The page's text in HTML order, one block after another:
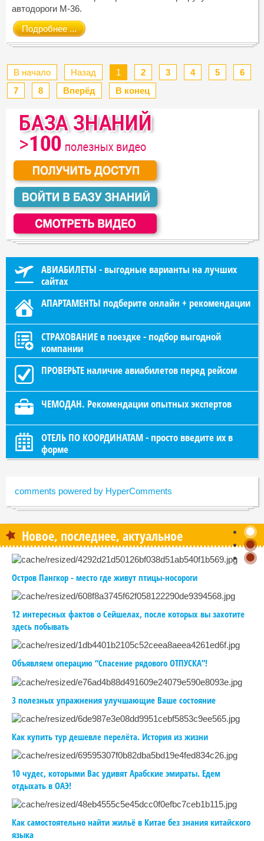
автодороги М-36.
Подробнее ...
В начало Назад 1 2 3 4 5
6
7
8 Вперёд В конец
АВИАБИЛЕТЫ - выгодные варианты на лучших
сайтах
АПАРТАМЕНТЫ подберите онлайн + рекомендации
СТРАХОВАНИЕ в поездке - подбор выгодной
компании
ПРОВЕРЬТЕ наличие авиабилетов перед рейсом
ЧЕМОДАН. Рекомендации опытных экспертов
ОТЕЛЬ ПО КООРДИНАТАМ - просто введите их в
форме
comments powered by HyperComments
Новое, последнее, актуальное
Остров Пангкор - место где живут птицы-носороги
12 интересных фактов о Сейшелах, после которых вы захотите
здесь побывать
Объявляем операцию “Спасение рядового ОТПУСКА”!
3 полезных упражнения улучшающие Ваше состояние
Как купить тур дешевле перелёта. История из жизни
10 чудес, которыми Вас удивят Арабские эмираты. Едем
отдыхать в ОАЭ!
Как самостоятельно найти жильё в Китае без знания китайского
языка